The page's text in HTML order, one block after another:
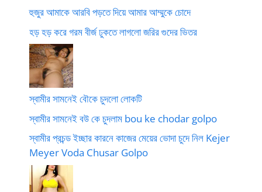
হুজুর আমাকে আরবি পড়তে দিয়ে আমার আম্মুকে চোদে
হড় হড় করে গরম বীর্জ ঢুকতে লাগলো জরির গুদের ভিতর
স্বামীর সামনেই বৌকে চুদলো লোকটি
স্বামীর সামনেই বউ কে চুদলাম bou ke chodar golpo
স্বামীর প্রচন্ড ইচ্ছার কারনে কাজের মেয়ের ভোদা চুদে নিল Kejer
Meyer Voda Chusar Golpo